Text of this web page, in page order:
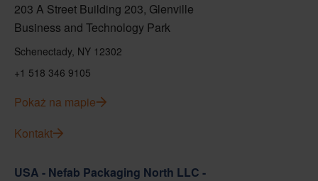
203 A Street Building 203, Glenville
Business and Technology Park
Schenectady, NY 12302
+1 518 346 9105
Pokaż na mapie
Kontakt
USA - Nefab Packaging North LLC -